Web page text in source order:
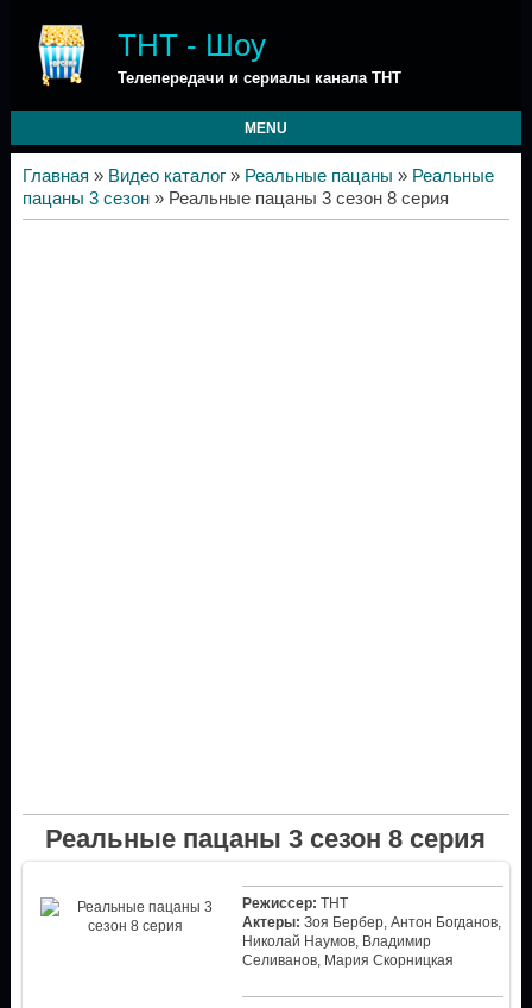
ТНТ - Шоу
Телепередачи и сериалы канала ТНТ
MENU
Главная » Видео каталог» Реальные пацаны » Реальные
пацаны 3 сезон» Реальные пацаны 3 сезон 8 серия
Реальные пацаны 3 сезон 8 серия
Режиссер: ТНТ
Актеры: Зоя Бербер, Антон Богданов,
Николай Наумов, Владимир
Селиванов, Мария Скорницкая